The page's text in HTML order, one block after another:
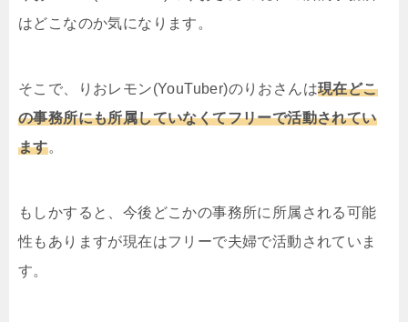
はどこなのか気になります。
そこで、りおレモン(YouTuber)のりおさんは現在どこ
の事務所にも所属していなくてフリーで活動されてい
ます。
もしかすると、今後どこかの事務所に所属される可能
性もありますが現在はフリーで夫婦で活動されていま
す。